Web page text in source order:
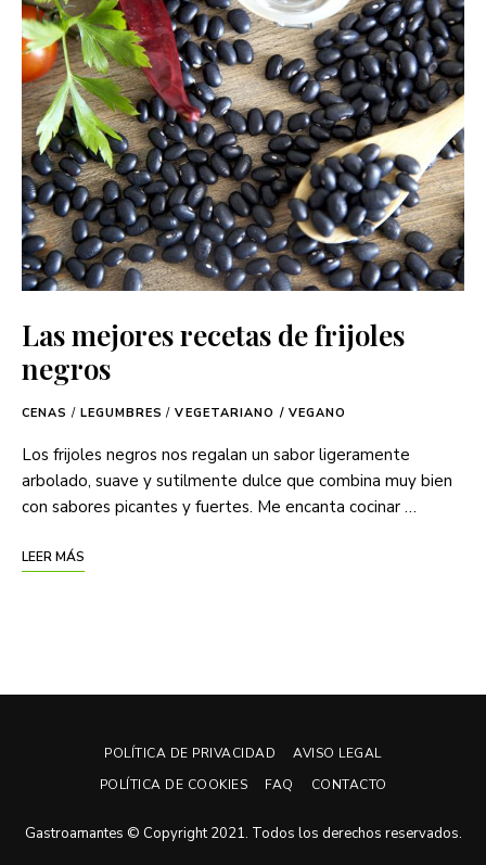
Las mejores recetas de frijoles
negros
CENAS / LEGUMBRES / VEGETARIANO / VEGANO
Los frijoles negros nos regalan un sabor ligeramente
arbolado, suave y sutilmente dulce que combina muy bien
con sabores picantes y fuertes. Me encanta cocinar …
LEER MÁS
POLÍTICA DE PRIVACIDAD
AVISO LEGAL
POLÍTICA DE COOKIES
FAQ CONTACTO
Gastroamantes © Copyright 2021. Todos los derechos reservados.